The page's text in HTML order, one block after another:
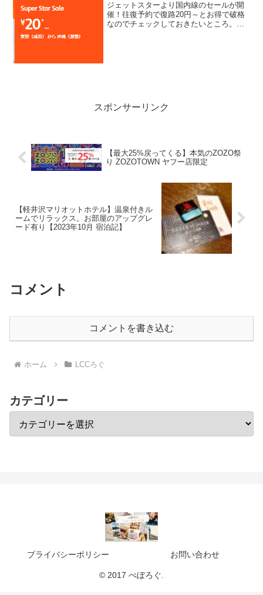
ジェットスターより国内線のセールが開
催！往復予約で復路20円～とお得で破格
なのでチェックしておきたいところ。セ
スポンサーリンク
【最大25%戻ってくる】本気のZOZO祭
り ZOZOTOWN ヤフー店限定
【軽井沢マリオットホテル】温泉付きル
ームでリラックス。お部屋のアップグレ
ード有り【2023年10月 宿泊記】
コメント
コメントを書き込む
ホーム LCCろぐ
カテゴリー
プライバシーポリシー お問い合わせ
© 2017 べぼろぐ.